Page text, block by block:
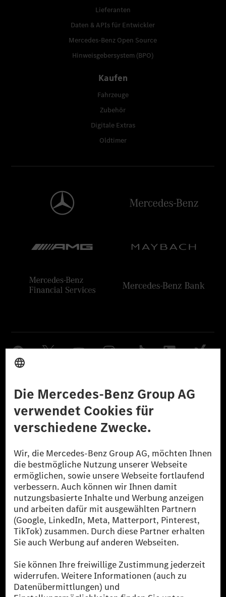
Lieferanten
Daten & APIs für Entwickler
Mercedes-Benz Open Source
Hinweisgebersystem (BPO)
Kaufen
Fahrzeuge
Zubehör
Digitale Extras
Oldtimer
Datenschutz Lizenzhinweise Dritter Barrierefreiheit
© 2026 Mercedes-Benz Group AG. Alle Rechte vorbehalten.
[1] Bilanziell CO₂-neutral bedeutet, dass nicht vermiedene oder nicht
reduzierte CO₂-Emissionen bei der Mercedes-Benz Group durch
zertifizierte Ausgleichsprojekte kompensiert werden.
[2] Renewable Charging ist ein integraler Bestandteil von MB.CHARGE
Public in Europa, den USA, Kanada und China. Sofern an der jeweiligen
Ladestation noch kein Strom aus erneuerbaren Energien vorliegt,
verwendet Renewable Charging Grünstromzertifikate*. Diese stellen
sicher, dass für Ladevorgänge über MB.CHARGE Public eine äquivalente
Strommenge aus erneuerbaren Energien ins Stromnetz eingespeist wird.
als sechs Jahre sind.
* Inkl. EKOenergy Ökolabel
* Die angegebenen Werte wurden nach dem vorgeschriebenen
Messverfahren WLTP (Worldwide harmonised Light vehicles Test